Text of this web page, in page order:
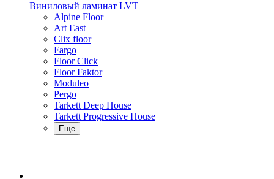
Виниловый ламинат LVT
Alpine Floor
Art East
Clix floor
Fargo
Floor Click
Floor Faktor
Moduleo
Pergo
Tarkett Deep House
Tarkett Progressive House
Еще